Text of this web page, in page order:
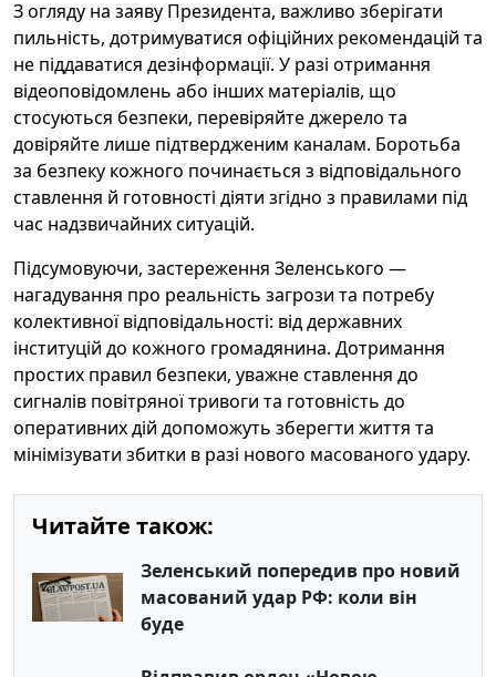
З огляду на заяву Президента, важливо зберігати
пильність, дотримуватися офіційних рекомендацій та
не піддаватися дезінформації. У разі отримання
відеоповідомлень або інших матеріалів, що
стосуються безпеки, перевіряйте джерело та
довіряйте лише підтвердженим каналам. Боротьба
за безпеку кожного починається з відповідального
ставлення й готовності діяти згідно з правилами під
час надзвичайних ситуацій.
Підсумовуючи, застереження Зеленського —
нагадування про реальність загрози та потребу
колективної відповідальності: від державних
інституцій до кожного громадянина. Дотримання
простих правил безпеки, уважне ставлення до
сигналів повітряної тривоги та готовність до
оперативних дій допоможуть зберегти життя та
мінімізувати збитки в разі нового масованого удару.
Читайте також:
Зеленський попередив про новий
масований удар РФ: коли він
буде